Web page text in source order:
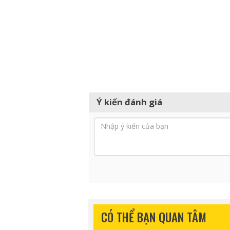
Ý kiến đánh giá
CÓ THỂ BẠN QUAN TÂM